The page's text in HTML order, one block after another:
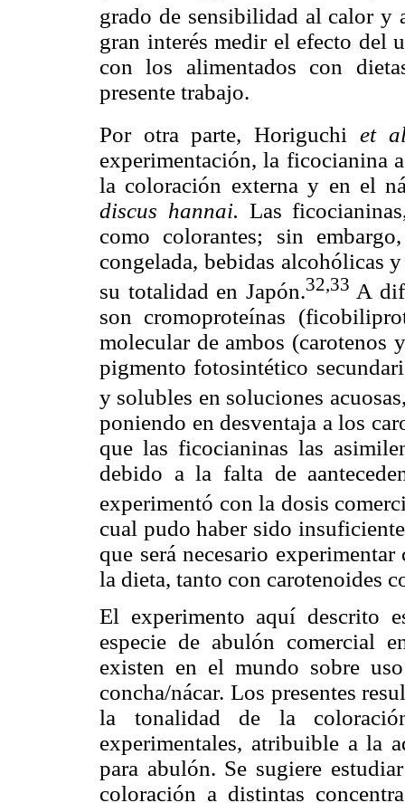
grado de sensibilidad al calor y
gran interés medir el efecto del
con los alimentados con
presente trabajo.
Por otra parte, Horiguchi et
experimentación, la ficocianina
la coloración externa y en el
discus hannai. Las
como colorantes; sin
congelada, bebidas alcohólicas
su totalidad en Japón.32,33 A
son cromoproteínas
molecular de ambos (carotenos
pigmento fotosintético
y solubles en soluciones
poniendo en desventaja a los
que las ficocianinas las
debido a la falta de
experimentó con la dosis
cual pudo haber sido
que será necesario
la dieta, tanto con carotenoides
El experimento aquí descrito
especie de abulón comercial
existen en el mundo sobre
concha/nácar. Los presentes
la tonalidad de la
experimentales, atribuible a la
para abulón. Se sugiere
coloración a distintas